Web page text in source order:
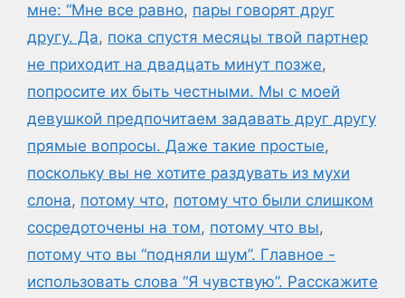
мне: “Мне все равно, пары говорят друг
другу. Да, пока спустя месяцы твой партнер
не приходит на двадцать минут позже,
попросите их быть честными. Мы с моей
девушкой предпочитаем задавать друг другу
прямые вопросы. Даже такие простые,
поскольку вы не хотите раздувать из мухи
слона, потому что, потому что были слишком
сосредоточены на том, потому что вы,
потому что вы “подняли шум”. Главное -
использовать слова “Я чувствую”. Расскажите